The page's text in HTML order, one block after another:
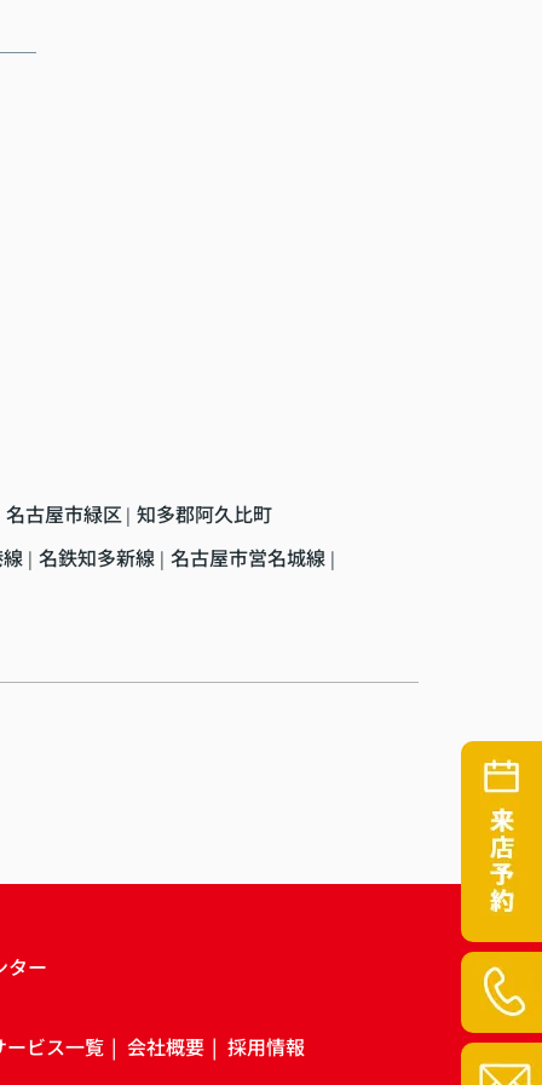
名古屋市緑区 | 知多郡阿久比町
| 名鉄知多新線 | 名古屋市営名城線 |
ター
ービス一覧 会社概要 採用情報